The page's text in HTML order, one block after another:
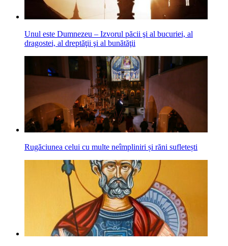
Unul este Dumnezeu – Izvorul păcii şi al bucuriei, al
dragostei, al dreptăţii şi al bunătăţii
Rugăciunea celui cu multe neîmpliniri și răni sufletești